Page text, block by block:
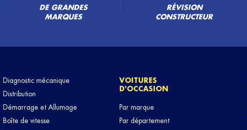
DE GRANDES
MARQUES
RÉVISION
CONSTRUCTEUR
Diagnostic mécanique
Distribution
Démarrage et Allumage
Boîte de vitesse
VOITURES
D'OCCASION
Par marque
Par département